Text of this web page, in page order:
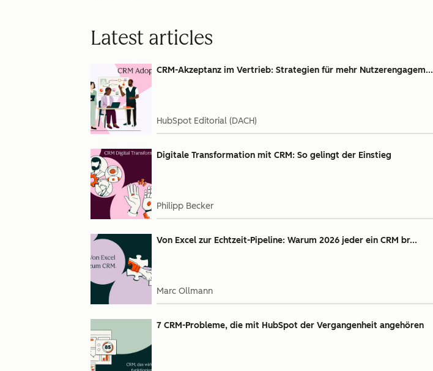
Latest articles
CRM-Akzeptanz im Vertrieb: Strategien für mehr Nutzerengagem...
HubSpot Editorial (DACH)
Digitale Transformation mit CRM: So gelingt der Einstieg
Philipp Becker
Von Excel zur Echtzeit-Pipeline: Warum 2026 jeder ein CRM br...
Marc Ollmann
7 CRM-Probleme, die mit HubSpot der Vergangenheit angehören